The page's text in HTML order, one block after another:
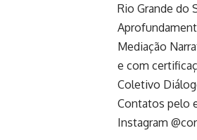
Rio Grande do
Mediação
e com
Coletivo
Contatos pelo
Instagram